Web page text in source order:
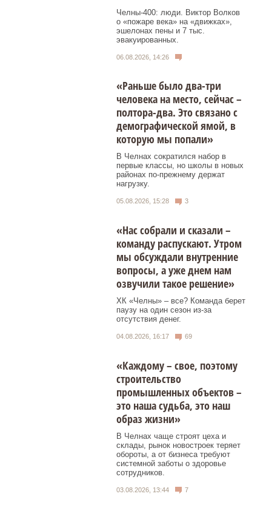
Челны-400: люди. Виктор Волков
о «пожаре века» на «движках»,
эшелонах пены и 7 тыс.
эвакуированных.
06.08.2026, 14:26
«Раньше было два-три
человека на место, сейчас –
полтора-два. Это связано с
демографической ямой, в
которую мы попали»
В Челнах сократился набор в
первые классы, но школы в новых
районах по-прежнему держат
нагрузку.
05.08.2026, 15:28 3
«Нас собрали и сказали –
команду распускают. Утром
мы обсуждали внутренние
вопросы, а уже днем нам
озвучили такое решение»
ХК «Челны» – все? Команда берет
паузу на один сезон из-за
отсутствия денег.
04.08.2026, 16:17 69
«Каждому – свое, поэтому
строительство
промышленных объектов –
это наша судьба, это наш
образ жизни»
В Челнах чаще строят цеха и
склады, рынок новостроек теряет
обороты, а от бизнеса требуют
системной заботы о здоровье
сотрудников.
03.08.2026, 13:44 7